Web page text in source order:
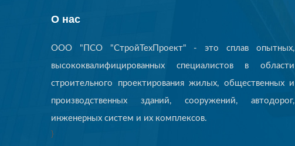
О нас
ООО "ПСО "СтройТехПроект" - это сплав опытных,
высококвалифицированных специалистов в области
строительного проектирования жилых, общественных и
производственных зданий, сооружений, автодорог,
инженерных систем и их комплексов.
}